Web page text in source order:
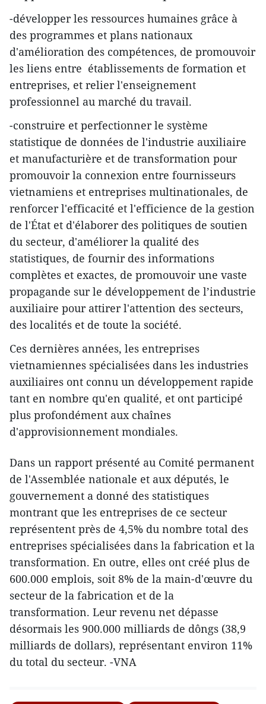
-développer les ressources humaines grâce à
des programmes et plans nationaux
d'amélioration des compétences, de promouvoir
les liens entre établissements de formation et
entreprises, et relier l'enseignement
professionnel au marché du travail.
-construire et perfectionner le système
statistique de données de l'industrie auxiliaire
et manufacturière et de transformation pour
promouvoir la connexion entre fournisseurs
vietnamiens et entreprises multinationales, de
renforcer l'efficacité et l'efficience de la gestion
de l'État et d'élaborer des politiques de soutien
du secteur, d'améliorer la qualité des
statistiques, de fournir des informations
complètes et exactes, de promouvoir une vaste
propagande sur le développement de l’industrie
auxiliaire pour attirer l'attention des secteurs,
des localités et de toute la société.
Ces dernières années, les entreprises
vietnamiennes spécialisées dans les industries
auxiliaires ont connu un développement rapide
tant en nombre qu'en qualité, et ont participé
plus profondément aux chaînes
d'approvisionnement mondiales.
Dans un rapport présenté au Comité permanent
de l'Assemblée nationale et aux députés, le
gouvernement a donné des statistiques
montrant que les entreprises de ce secteur
représentent près de 4,5% du nombre total des
entreprises spécialisées dans la fabrication et la
transformation. En outre, elles ont créé plus de
600.000 emplois, soit 8% de la main-d'œuvre du
secteur de la fabrication et de la
transformation. Leur revenu net dépasse
désormais les 900.000 milliards de dôngs (38,9
milliards de dollars), représentant environ 11%
du total du secteur. -VNA